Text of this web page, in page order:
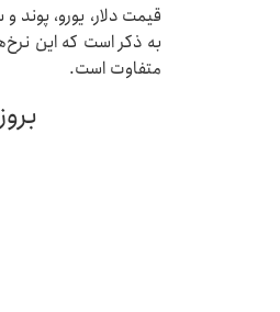
به ذکر است که این
متفاوت است.